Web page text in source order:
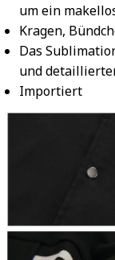
um ein
Kragen,
Das
und
Importiert